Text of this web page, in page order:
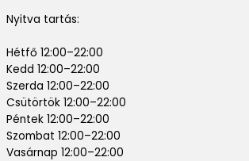
Nyitva tartás:
Hétfő 12:00–22:00
Kedd 12:00–22:00
Szerda 12:00–22:00
Csütörtök 12:00–22:00
Péntek 12:00–22:00
Szombat 12:00–22:00
Vasárnap 12:00–22:00